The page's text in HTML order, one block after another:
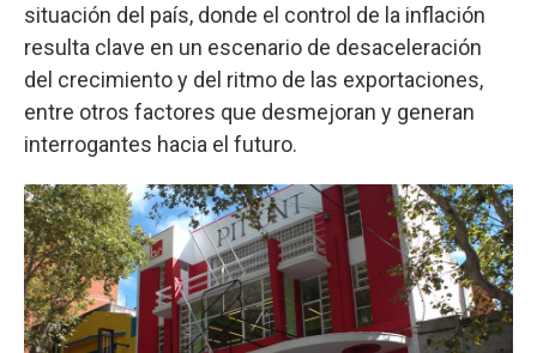
situación del país, donde el control de la inflación
resulta clave en un escenario de desaceleración
del crecimiento y del ritmo de las exportaciones,
entre otros factores que desmejoran y generan
interrogantes hacia el futuro.